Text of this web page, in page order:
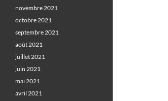
novembre 2021
octobre 2021
septembre 2021
août 2021
juillet 2021
juin 2021
mai 2021
avril 2021